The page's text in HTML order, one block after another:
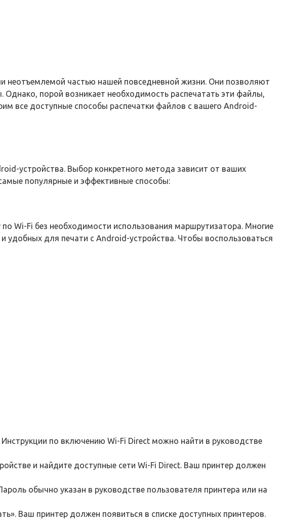
неотъемлемой частью нашей повседневной жизни. Они позволяют
порой возникает необходимость распечатать эти файлы,
все доступные способы распечатки файлов с вашего Android-
устройства. Выбор конкретного метода зависит от ваших
популярные и эффективные способы:
Wi-Fi без необходимости использования маршрутизатора. Многие
для печати с Android-устройства. Чтобы воспользоваться
по включению Wi-Fi Direct можно найти в руководстве
и найдите доступные сети Wi-Fi Direct. Ваш принтер должен
обычно указан в руководстве пользователя принтера или на
Ваш принтер должен появиться в списке доступных принтеров.